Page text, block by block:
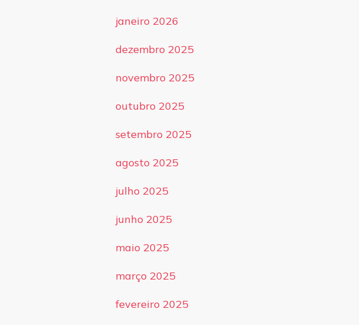
janeiro 2026
dezembro 2025
novembro 2025
outubro 2025
setembro 2025
agosto 2025
julho 2025
junho 2025
maio 2025
março 2025
fevereiro 2025